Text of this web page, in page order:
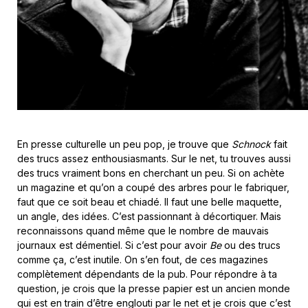
En presse culturelle un peu pop, je trouve que Schnockfait
des trucs assez enthousiasmants. Sur le net, tu trouves aussi
des trucs vraiment bons en cherchant un peu. Si on achète
un magazine et qu’on a coupé des arbres pour le fabriquer,
faut que ce soit beau et chiadé. Il faut une belle maquette,
un angle, des idées. C’est passionnant à décortiquer. Mais
reconnaissons quand même que le nombre de mauvais
journaux est démentiel. Si c’est pour avoir Beou des trucs
comme ça, c’est inutile. On s’en fout, de ces magazines
complètement dépendants de la pub. Pour répondre à ta
question, je crois que la presse papier est un ancien monde
qui est en train d’être englouti par le net et je crois que c’est